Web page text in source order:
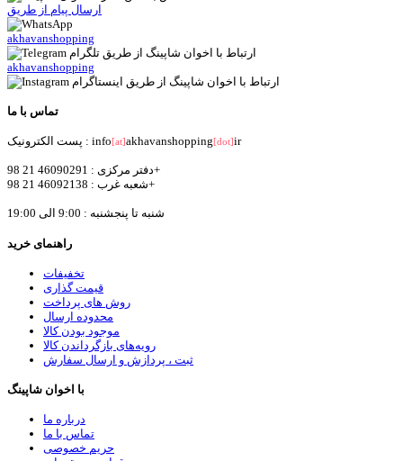
ارسال پیام از طریق
akhavanshopping
akhavanshopping
تماس با ما
پست الکترونیک : info[at]akhavanshopping[dot]ir
دفتر مرکزی : 46090291 21 98+
شعبه غرب : 46092138 21 98+
شنبه تا پنجشنبه : 9:00 الی 19:00
راهنمای خرید
تخفیفات
قیمت گذاری
روش های پرداخت
محدوده ارسال
موجود بودن کالا
رویه‌های بازگرداندن کالا
ثبت ، پردازش و ارسال سفارش
با اخوان شاپینگ
درباره ما
تماس با ما
حریم خصوصی